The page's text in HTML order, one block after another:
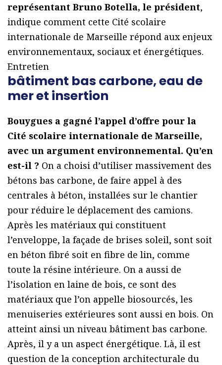
représentant Bruno Botella, le président,
indique comment cette Cité scolaire
internationale de Marseille répond aux enjeux
environnementaux, sociaux et énergétiques.
Entretien
bâtiment bas carbone, eau de
mer et insertion
Bouygues a gagné l’appel d’offre pour la
Cité scolaire internationale de Marseille,
avec un argument environnemental. Qu’en
est-il ? On a choisi d’utiliser massivement des
bétons bas carbone, de faire appel à des
centrales à béton, installées sur le chantier
pour réduire le déplacement des camions.
Après les matériaux qui constituent
l’enveloppe, la façade de brises soleil, sont soit
en béton fibré soit en fibre de lin, comme
toute la résine intérieure. On a aussi de
l’isolation en laine de bois, ce sont des
matériaux que l’on appelle biosourcés, les
menuiseries extérieures sont aussi en bois. On
atteint ainsi un niveau bâtiment bas carbone.
Après, il y a un aspect énergétique. Là, il est
question de la conception architecturale du